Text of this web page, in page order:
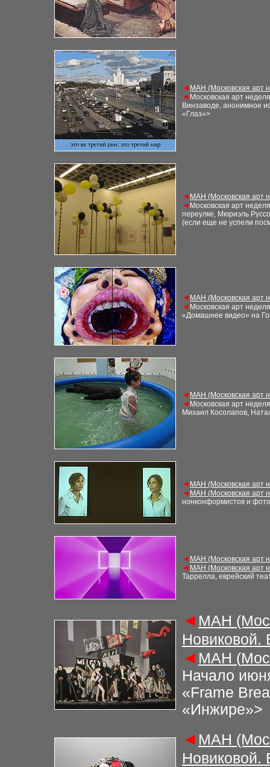
◄ МАН (Московская арт
◄ Московская арт неделя
Винзаводе, анонимное
«Глаз»>
◄ МАН (Московская арт
◄ Московская арт неделя
переулке, Мюриэль
(если еще не успели
◄ МАН (Московская арт
◄ Московская арт неделя
«Домашнее видео» на
◄ МАН (Московская арт
◄ Московская арт неделя
Михаил Косолапов,
◄ МАН (Московская арт
◄ МАН (Московская арт
нонконформистов и
◄ МАН (Московская арт
◄ МАН (Московская арт
Таррелла, еврейский
◄ МАН
Новиковой.
◄ МАН (
Начало
«Frame
«Инжире»>
◄ МАН
Новиковой.